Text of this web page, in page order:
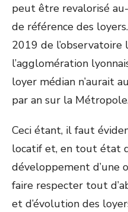
peut être revalorisé
de référence des
2019 de l’observatoire
l’agglomération
loyer médian n’aurait
par an sur la
Ceci étant, il faut
locatif et, en tout état
développement
faire respecter tout
et d’évolution des